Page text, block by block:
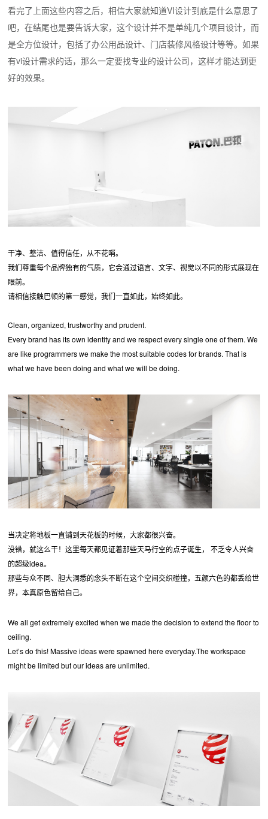
看完了上面这些内容之后，相信大家就知道VI设计到底是什么意思了
吧，在结尾也是要告诉大家，这个设计并不是单纯几个项目设计，而
是全方位设计，包括了办公用品设计、门店装修风格设计等等。如果
有vi设计需求的话，那么一定要找专业的设计公司，这样才能达到更
好的效果。
干净、整洁、值得信任，从不花哨。
我们尊重每个品牌独有的气质，它会通过语言、文字、视觉以不同的形式展现在
眼前。
请相信接触巴顿的第一感觉，我们一直如此，始终如此。
Clean, organized, trustworthy and prudent.
Every brand has its own identity and we respect every single one of them. We
are like programmers we make the most suitable codes for brands. That is
what we have been doing and what we will be doing.
当决定将地板一直铺到天花板的时候，大家都很兴奋。
没错，就这么干！这里每天都见证着那些天马行空的点子诞生， 不乏令人兴奋
的超级idea。
那些与众不同、胆大洞悉的念头不断在这个空间交织碰撞，五颜六色的都丢给世
界，本真原色留给自己。
We all get extremely excited when we made the decision to extend the floor to
ceiling.
Let’s do this! Massive ideas were spawned here everyday.The workspace
might be limited but our ideas are unlimited.